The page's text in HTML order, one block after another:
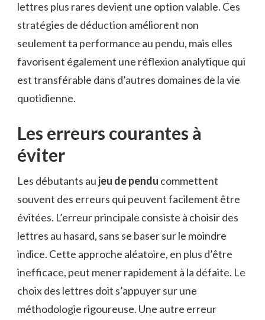
lettres plus rares devient une option valable. Ces
stratégies de déduction améliorent non
seulement ta performance au pendu, mais elles
favorisent également une réflexion analytique qui
est transférable dans d’autres domaines de la vie
quotidienne.
Les erreurs courantes à
éviter
Les débutants au jeu de pendu commettent
souvent des erreurs qui peuvent facilement être
évitées. L’erreur principale consiste à choisir des
lettres au hasard, sans se baser sur le moindre
indice. Cette approche aléatoire, en plus d’être
inefficace, peut mener rapidement à la défaite. Le
choix des lettres doit s’appuyer sur une
méthodologie rigoureuse. Une autre erreur